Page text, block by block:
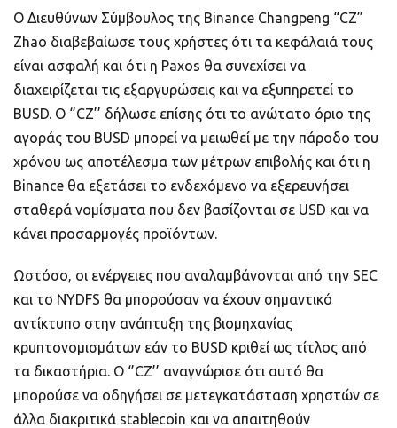
Ο Διευθύνων Σύμβουλος της Binance Changpeng “CZ”
Zhao διαβεβαίωσε τους χρήστες ότι τα κεφάλαιά τους
είναι ασφαλή και ότι η Paxos θα συνεχίσει να
διαχειρίζεται τις εξαργυρώσεις και να εξυπηρετεί το
BUSD. Ο ‘’CZ’’ δήλωσε επίσης ότι το ανώτατο όριο της
αγοράς του BUSD μπορεί να μειωθεί με την πάροδο του
χρόνου ως αποτέλεσμα των μέτρων επιβολής και ότι η
Binance θα εξετάσει το ενδεχόμενο να εξερευνήσει
σταθερά νομίσματα που δεν βασίζονται σε USD και να
κάνει προσαρμογές προϊόντων.
Ωστόσο, οι ενέργειες που αναλαμβάνονται από την SEC
και το NYDFS θα μπορούσαν να έχουν σημαντικό
αντίκτυπο στην ανάπτυξη της βιομηχανίας
κρυπτονομισμάτων εάν το BUSD κριθεί ως τίτλος από
τα δικαστήρια. Ο ‘’CZ’’ αναγνώρισε ότι αυτό θα
μπορούσε να οδηγήσει σε μετεγκατάσταση χρηστών σε
άλλα διακριτικά stablecoin και να απαιτηθούν